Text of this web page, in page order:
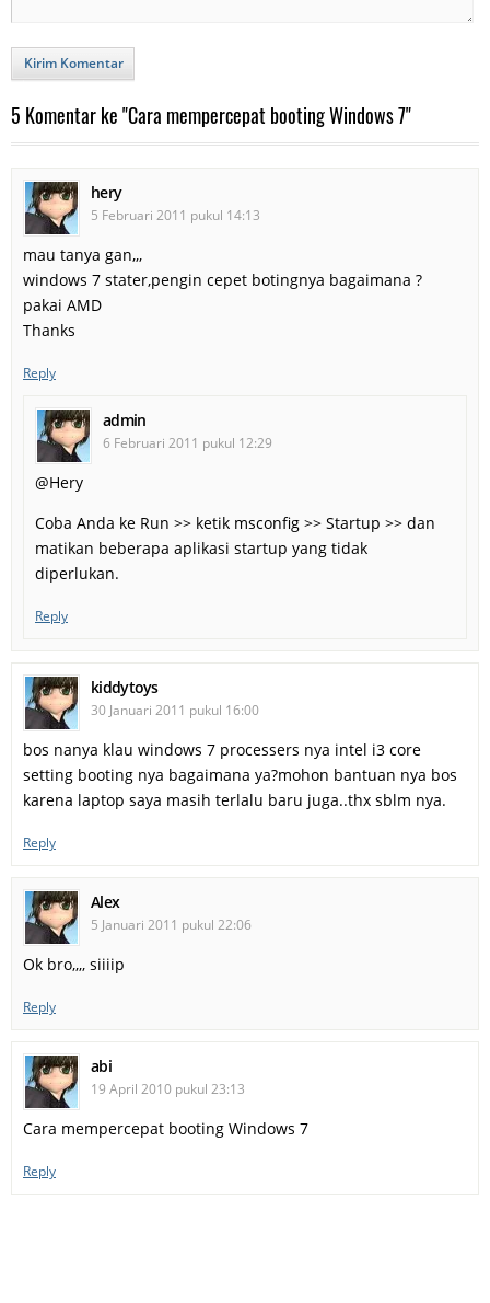
Kirim Komentar
5 Komentar ke "Cara mempercepat booting Windows 7"
hery
5 Februari 2011 pukul 14:13
mau tanya gan,,,
windows 7 stater,pengin cepet botingnya bagaimana ?
pakai AMD
Thanks
Reply
admin
6 Februari 2011 pukul 12:29
@Hery
Coba Anda ke Run >> ketik msconfig >> Startup >> dan
matikan beberapa aplikasi startup yang tidak
diperlukan.
Reply
kiddytoys
30 Januari 2011 pukul 16:00
bos nanya klau windows 7 processers nya intel i3 core
setting booting nya bagaimana ya?mohon bantuan nya bos
karena laptop saya masih terlalu baru juga..thx sblm nya.
Reply
Alex
5 Januari 2011 pukul 22:06
Ok bro,,,, siiiip
Reply
abi
19 April 2010 pukul 23:13
Cara mempercepat booting Windows 7
Reply